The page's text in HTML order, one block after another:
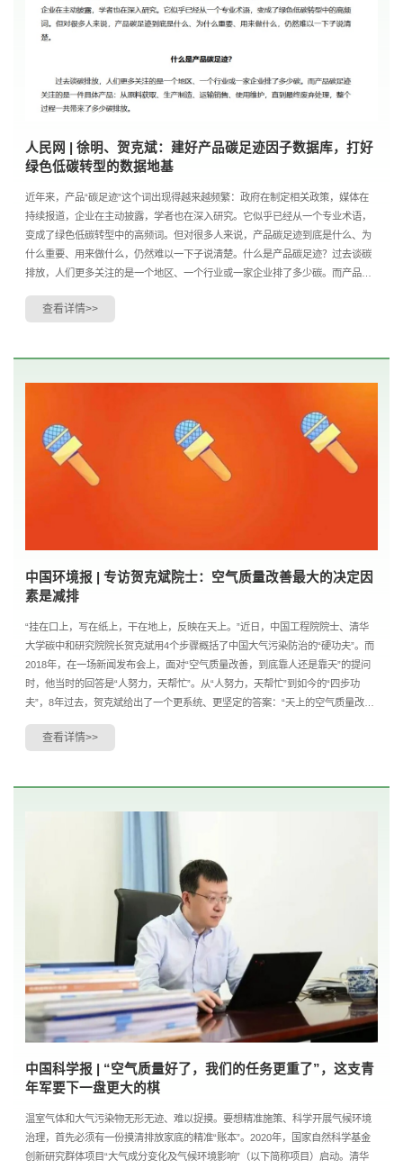
人民网 | 徐明、贺克斌：建好产品碳足迹因子数据库，打好
绿色低碳转型的数据地基
近年来，产品“碳足迹”这个词出现得越来越频繁：政府在制定相关政策，媒体在
持续报道，企业在主动披露，学者也在深入研究。它似乎已经从一个专业术语，
变成了绿色低碳转型中的高频词。但对很多人来说，产品碳足迹到底是什么、为
什么重要、用来做什么，仍然难以一下子说清楚。什么是产品碳足迹？过去谈碳
排放，人们更多关注的是一个地区、一个行业或一家企业排了多少碳。而产品碳
查看详情>>
中国环境报 | 专访贺克斌院士：空气质量改善最大的决定因
素是减排
“挂在口上，写在纸上，干在地上，反映在天上。”近日，中国工程院院士、清华
大学碳中和研究院院长贺克斌用4个步骤概括了中国大气污染防治的“硬功夫”。而
2018年，在一场新闻发布会上，面对“空气质量改善，到底靠人还是靠天”的提问
时，他当时的回答是“人努力，天帮忙”。从“人努力，天帮忙”到如今的“四步功
夫”，8年过去，贺克斌给出了一个更系统、更坚定的答案：“天上的空气质量改
查看详情>>
中国科学报 | “空气质量好了，我们的任务更重了”，这支青
年军要下一盘更大的棋
温室气体和大气污染物无形无迹、难以捉摸。要想精准施策、科学开展气候环境
治理，首先必须有一份摸清排放家底的精准“账本”。2020年，国家自然科学基金
创新研究群体项目“大气成分变化及气候环境影响”（以下简称项目）启动。清华